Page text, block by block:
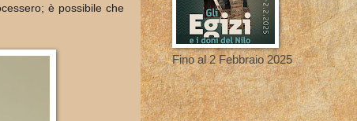
è possibile che
Fino al 2 Febbraio 2025